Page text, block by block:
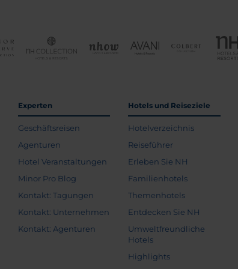
Experten
Geschäftsreisen
Agenturen
Hotel Veranstaltungen
Minor Pro Blog
Kontakt: Tagungen
Kontakt: Unternehmen
Kontakt: Agenturen
Hotels und Reiseziele
Hotelverzeichnis
Reiseführer
Erleben Sie NH
Familienhotels
Themenhotels
Entdecken Sie NH
Umweltfreundliche
Hotels
Highlights